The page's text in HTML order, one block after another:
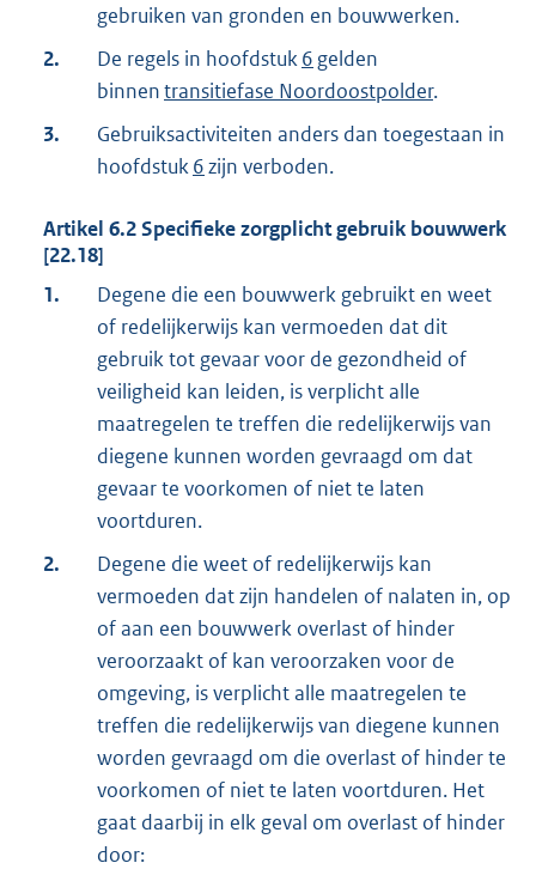
gebruiken van gronden en bouwwerken.
2.
De regels in hoofdstuk6 gelden
binnentransitiefase Noordoostpolder.
3.
Gebruiksactiviteiten anders dan toegestaan in
hoofdstuk6zijn verboden.
Artikel 6.2Specifieke zorgplicht gebruik bouwwerk
[22.18]
1.
Degene die een bouwwerk gebruikt en weet
of redelijkerwijs kan vermoeden dat dit
gebruik tot gevaar voor de gezondheid of
veiligheid kan leiden, is verplicht alle
maatregelen te treffen die redelijkerwijs van
diegene kunnen worden gevraagd om dat
gevaar te voorkomen of niet te laten
voortduren.
2.
Degene die weet of redelijkerwijs kan
vermoeden dat zijn handelen of nalaten in, op
of aan een bouwwerk overlast of hinder
veroorzaakt of kan veroorzaken voor de
omgeving, is verplicht alle maatregelen te
treffen die redelijkerwijs van diegene kunnen
worden gevraagd om die overlast of hinder te
voorkomen of niet te laten voortduren. Het
gaat daarbij in elk geval om overlast of hinder
door: